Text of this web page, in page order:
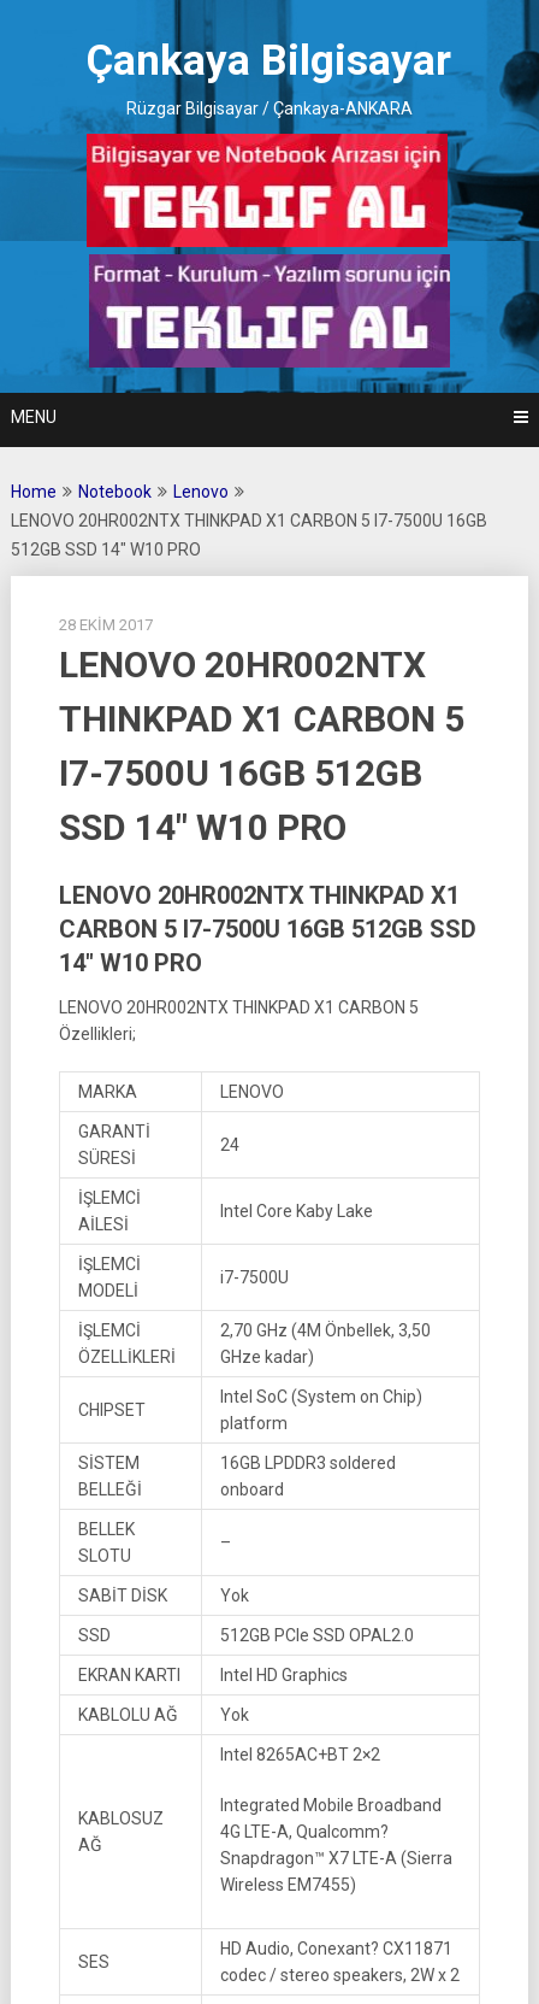
Çankaya Bilgisayar
Rüzgar Bilgisayar / Çankaya-ANKARA
MENU
Home Notebook
Lenovo
LENOVO 20HR002NTX THINKPAD X1 CARBON 5 I7-7500U 16GB
512GB SSD 14″ W10 PRO
28 EKIM 2017
LENOVO 20HR002NTX
THINKPAD X1 CARBON 5
I7-7500U 16GB 512GB
SSD 14″ W10 PRO
LENOVO 20HR002NTX THINKPAD X1
CARBON 5 I7-7500U 16GB 512GB SSD
14″ W10 PRO
LENOVO 20HR002NTX THINKPAD X1 CARBON 5
Özellikleri;
MARKA LENOVO
GARANTİ
SÜRESİ
24
İŞLEMCİ
AİLESİ
Intel Core Kaby Lake
İŞLEMCİ
MODELİ
i7-7500U
İŞLEMCİ
ÖZELLİKLERİ
2,70 GHz (4M Önbellek, 3,50
GHze kadar)
CHIPSET
Intel SoC (System on Chip)
platform
SİSTEM
BELLEĞİ
16GB LPDDR3 soldered
onboard
BELLEK
SLOTU
–
SABİT DİSK Yok
SSD 512GB PCIe SSD OPAL2.0
EKRAN KARTI Intel HD Graphics
KABLOLU AĞ Yok
KABLOSUZ
AĞ
Intel 8265AC+BT 2×2
Integrated Mobile Broadband
4G LTE-A, Qualcomm?
Snapdragon™ X7 LTE-A (Sierra
Wireless EM7455)
SES
HD Audio, Conexant? CX11871
codec / stereo speakers, 2W x 2